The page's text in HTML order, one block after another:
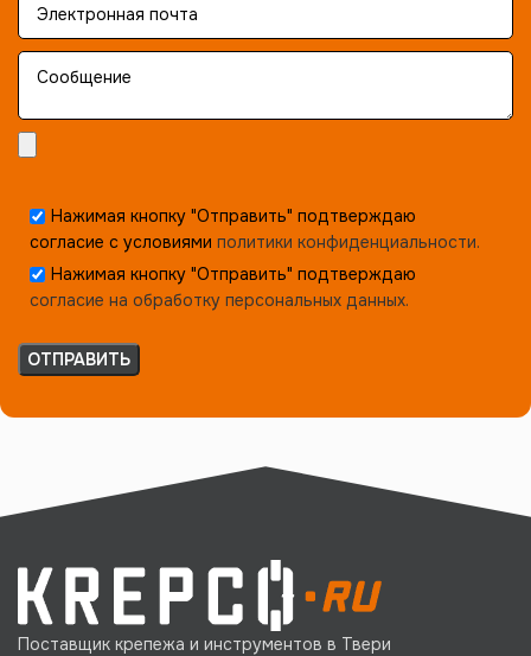
Нажимая кнопку "Отправить" подтверждаю
согласие с условиями политики конфиденциальности.
Нажимая кнопку "Отправить" подтверждаю
согласие на обработку персональных данных.
Поставщик крепежа и инструментов в Твери